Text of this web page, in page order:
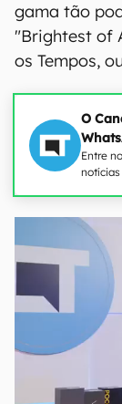
gama tão
"Brightest of
os Tempos,
O
Entre